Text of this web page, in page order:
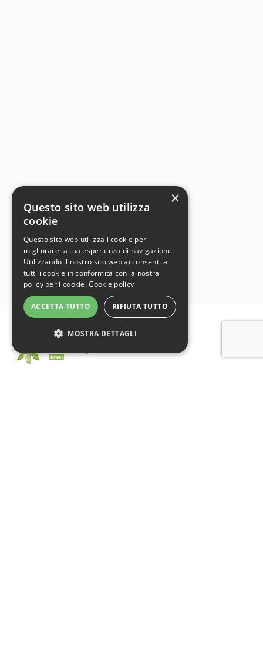
×
Questo sito web utilizza
cookie
Questo sito web utilizza i cookie per
migliorare la tua esperienza di navigazione.
Utilizzando il nostro sito web acconsenti a
tutti i cookie in conformità con la nostra
policy per i cookie.Cookie policy
ACCETTA TUTTO RIFIUTA TUTTO
MOSTRA DETTAGLI